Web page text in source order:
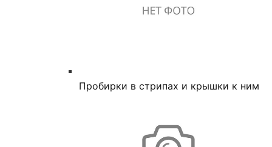
Пробирки в стрипах и крышки к ним